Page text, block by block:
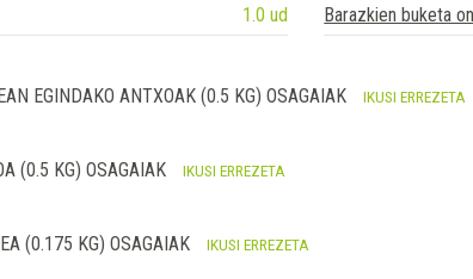
1.0 ud Barazkien buketa
EGINDAKO ANTXOAK (0.5 KG) OSAGAIAK IKUSI ERREZETA
(0.5 KG) OSAGAIAK IKUSI ERREZETA
(0.175 KG) OSAGAIAK IKUSI ERREZETA